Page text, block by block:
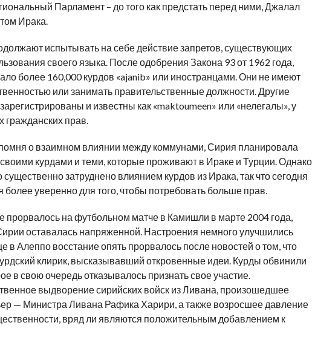
Парламент – до того как предстать перед ними, Джалал
Ирака.
испытывать на себе действие запретов, существующих
своего языка. После одобрения Закона 93 от 1962 года,
более 160,000 курдов «ajanib» или иностранцами. Они не имеют
или занимать правительственные должности. Другие
и известны как «maktoumeen» или «нелегалы», у
гражданских прав.
о взаимном влиянии между коммунами, Сирия планировала
курдами и теми, которые проживают в Ираке и Турции. Однако
затруднено влиянием курдов из Ирака, так что сегодня
более уверенно для того, чтобы потребовать больше прав.
прорвалось на футбольном матче в Камишли в марте 2004 года,
оставалась напряженной. Настроения немного улучшились
в Алеппо восстание опять прорвалось после новостей о том, что
клирик, высказывавший откровенные идеи. Курды обвинили
в свою очередь отказывалось признать свое участие.
выдворение сирийских войск из Ливана, произошедшее
— Министра Ливана Рафика Харири, а также возросшее давление
вряд ли являются положительным добавлением к